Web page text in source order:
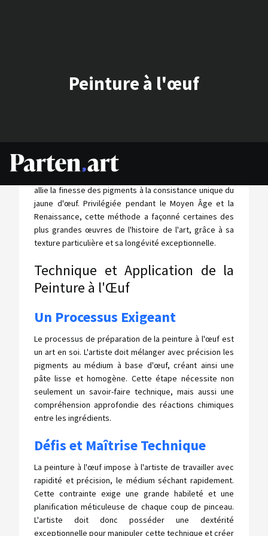
Peinture à l'œuf
La peinture à l'œuf, également connue sous le nom de
allie la finesse des pigments à la consistance unique du
jaune d'œuf. Privilégiée pendant le Moyen Âge et la
Renaissance, cette méthode a façonné certaines des
plus grandes œuvres de l'histoire de l'art, grâce à sa
texture particulière et sa longévité exceptionnelle.
Technique et Application de la
Peinture à l'Œuf
Un Processus Exigeant
Le processus de préparation de la peinture à l'œuf est
un art en soi. L'artiste doit mélanger avec précision les
pigments au médium à base d'œuf, créant ainsi une
pâte lisse et homogène. Cette étape nécessite non
seulement un savoir-faire technique, mais aussi une
compréhension approfondie des réactions chimiques
entre les ingrédients.
Défis et Maîtrise Technique
La peinture à l'œuf impose à l'artiste de travailler avec
rapidité et précision, le médium séchant rapidement.
Cette contrainte exige une grande habileté et une
planification méticuleuse de chaque coup de pinceau.
L'artiste doit donc posséder une dextérité
exceptionnelle pour manipuler cette technique et créer